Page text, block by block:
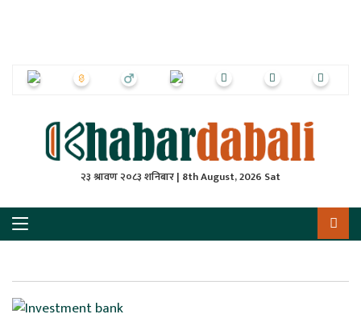
२३ श्रावण २०८३ शनिबार | 8th August, 2026 Sat